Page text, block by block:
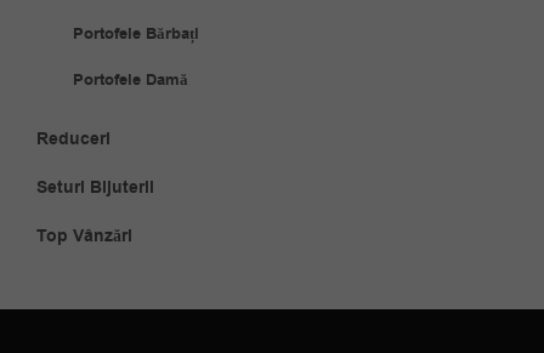
Portofele Bărbați
Portofele Damă
Reduceri
Seturi Bijuterii
Top Vânzări